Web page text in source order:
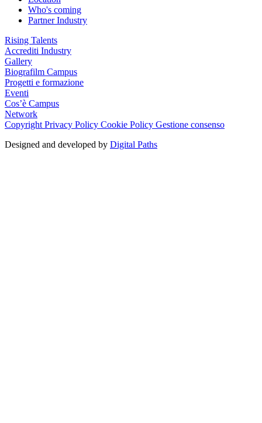
Who's coming
Partner Industry
Rising Talents
Accrediti Industry
Gallery
Biografilm Campus
Progetti e formazione
Eventi
Cos’è Campus
Network
Copyright Privacy Policy Cookie Policy Gestione consenso
Designed and developed by Digital Paths